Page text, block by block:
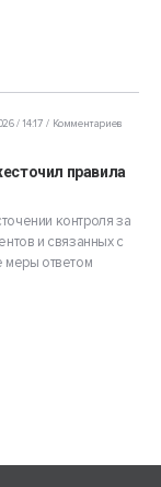
/ 14:17
Комментариев
правила
контроля за
и связанных с
меры ответом